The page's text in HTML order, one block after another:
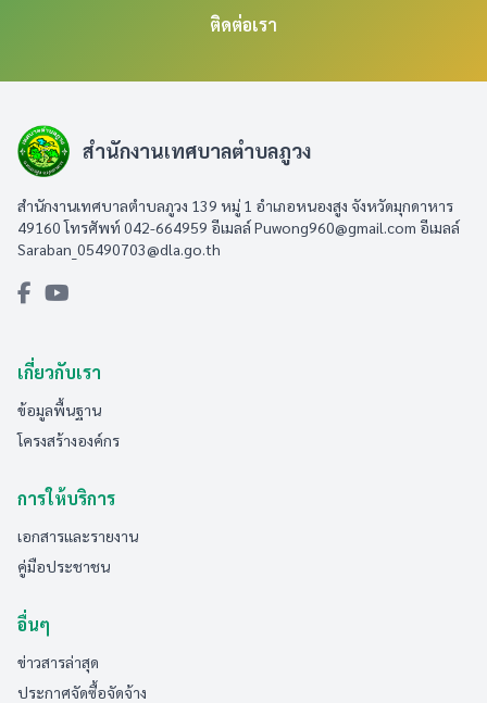
ติดต่อเรา
สำนักงานเทศบาลตำบลภูวง
สำนักงานเทศบาลตำบลภูวง 139 หมู่ 1 อำเภอหนองสูง จังหวัดมุกดาหาร
49160 โทรศัพท์ 042-664959 อีเมลล์Puwong960@gmail.com อีเมลล์
Saraban_05490703@dla.go.th
เกี่ยวกับเรา
ข้อมูลพื้นฐาน
โครงสร้างองค์กร
การให้บริการ
เอกสารและรายงาน
คู่มือประชาชน
อื่นๆ
ข่าวสารล่าสุด
ประกาศจัดซื้อจัดจ้าง